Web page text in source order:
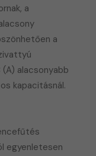
a
a
alacsonyabb
kapacitásnál.
egyenletesen